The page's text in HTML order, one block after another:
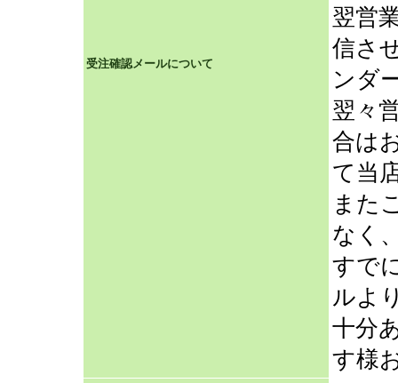
受注確認メールについて
翌営
信さ
ンダ
翌々
合は
て当
また
なく
すで
ルよ
十分
す様